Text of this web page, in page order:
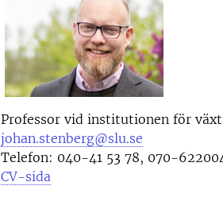
Professor vid institutionen för
johan.stenberg@slu.se
Telefon: 040-41 53 78, 070-
CV-sida